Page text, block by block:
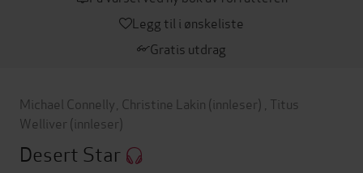
Legg til i ønskeliste
Gratis utdrag
Michael Connelly Christine Lakin (innleser) Titus
Welliver (innleser)
Desert Star